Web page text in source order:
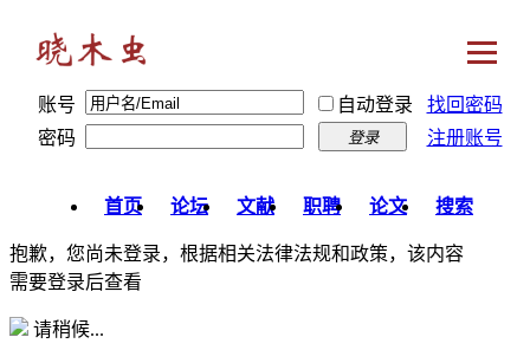
账号 自动登录
找回密码
密码
登录 注册账号
首页 论坛 文献 职聘 论文 搜索
抱歉，您尚未登录，根据相关法律法规和政策，该内容
需要登录后查看
请稍候...